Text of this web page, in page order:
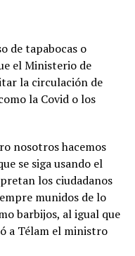
de tapabocas o
el Ministerio de
la circulación de
la Covid o los
nosotros hacemos
se siga usando el
los ciudadanos
munidos de lo
barbijos, al igual que
a Télam el ministro